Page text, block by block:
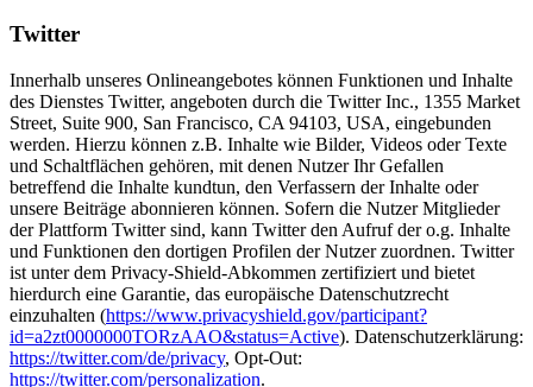
Twitter
Innerhalb unseres Onlineangebotes können Funktionen und Inhalte
des Dienstes Twitter, angeboten durch die Twitter Inc., 1355 Market
Street, Suite 900, San Francisco, CA 94103, USA, eingebunden
werden. Hierzu können z.B. Inhalte wie Bilder, Videos oder Texte
und Schaltflächen gehören, mit denen Nutzer Ihr Gefallen
betreffend die Inhalte kundtun, den Verfassern der Inhalte oder
unsere Beiträge abonnieren können. Sofern die Nutzer Mitglieder
der Plattform Twitter sind, kann Twitter den Aufruf der o.g. Inhalte
und Funktionen den dortigen Profilen der Nutzer zuordnen. Twitter
ist unter dem Privacy-Shield-Abkommen zertifiziert und bietet
hierdurch eine Garantie, das europäische Datenschutzrecht
einzuhalten (https://www.privacyshield.gov/participant?
id=a2zt0000000TORzAAO&status=Active). Datenschutzerklärung:
https://twitter.com/de/privacy, Opt-Out:
https://twitter.com/personalization.